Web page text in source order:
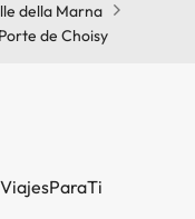
della Marna
de Choisy